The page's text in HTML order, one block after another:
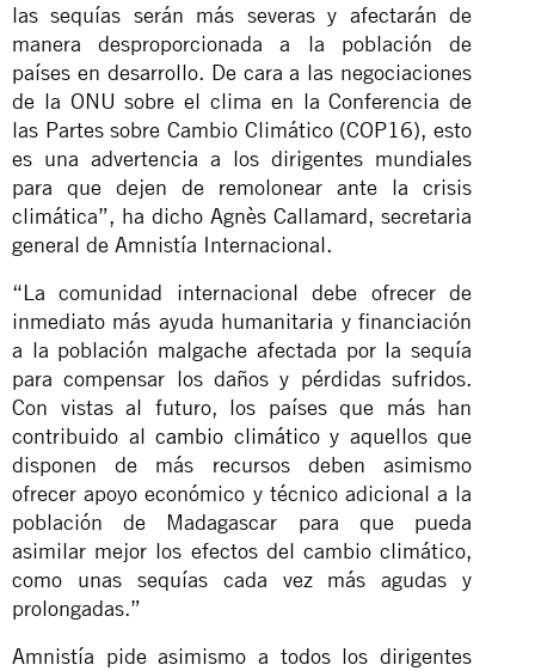
las sequías serán más severas y afectarán de
manera desproporcionada a la población de
países en desarrollo. De cara a las negociaciones
de la ONU sobre el clima en la Conferencia de
las Partes sobre Cambio Climático (COP16), esto
es una advertencia a los dirigentes mundiales
para que dejen de remolonear ante la crisis
climática”, ha dicho Agnès Callamard, secretaria
general de Amnistía Internacional.
“La comunidad internacional debe ofrecer de
inmediato más ayuda humanitaria y financiación
a la población malgache afectada por la sequía
para compensar los daños y pérdidas sufridos.
Con vistas al futuro, los países que más han
contribuido alcambio climáticoy aquellos que
disponen de más recursos deben asimismo
ofrecer apoyo económico y técnico adicional a la
población de Madagascar para que pueda
asimilar mejor los efectos del cambio climático,
como unas sequías cada vez más agudas y
prolongadas.”
Amnistía pide asimismo a todos los dirigentes